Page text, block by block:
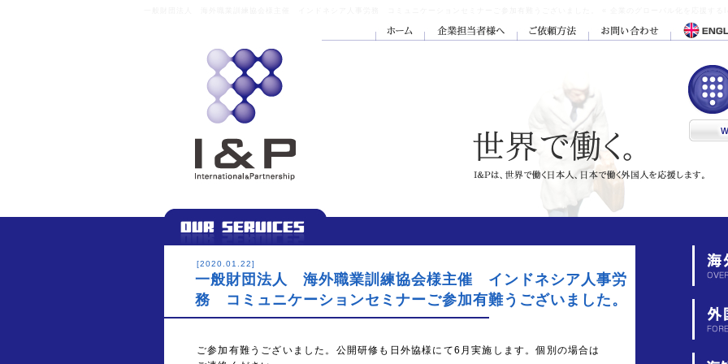
[2020.01.22]
一般財団法人 海外職業訓練協会様主催 インドネシア人事労
務 コミュニケーションセミナーご参加有難うございました。
ご参加有難うございました。公開研修も日外協様にて6月実施します。個別の場合は